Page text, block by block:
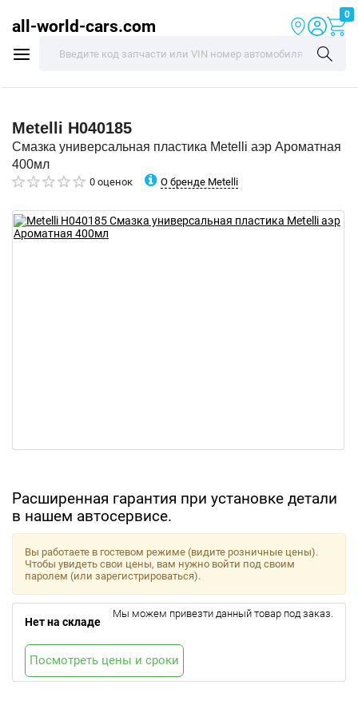
all-world-cars.com
0
Metelli H040185
Смазка универсальная пластика Metelli аэр Ароматная
400мл
0 оценок О бренде Metelli
Расширенная гарантия при установке детали
в нашем автосервисе.
Вы работаете в гостевом режиме (видите розничные цены).
Чтобы увидеть свои цены, вам нужно войти под своим
паролем (или зарегистрироваться).
Нет на складе
Мы можем привезти данный товар под заказ.
Посмотреть цены и сроки